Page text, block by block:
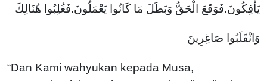
يَأْفِكُونَ.فَوَقَعَ الْحَقُّ وَبَطَلَ مَا كَانُوا يَعْمَلُونَ.فَغُلِبُوا هُنَالِكَ
وَانْقَلَبُوا صَاغِرِينَ
“Dan Kami wahyukan kepada Musa,